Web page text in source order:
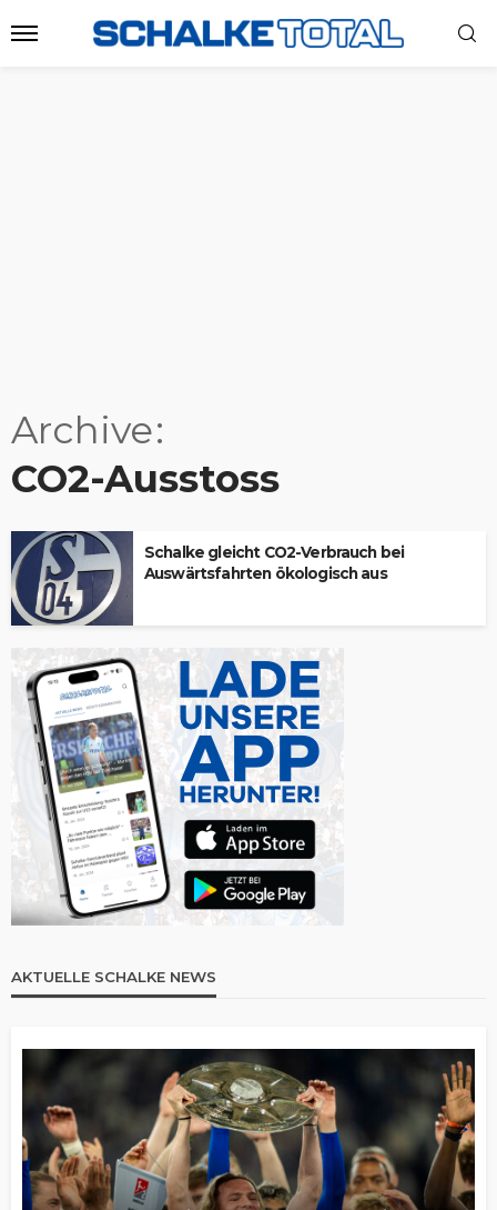
Archive
CO2-Ausstoss
Schalke gleicht CO2-Verbrauch bei
Auswärtsfahrten ökologisch aus
AKTUELLE SCHALKE NEWS